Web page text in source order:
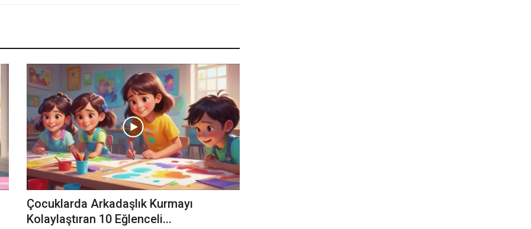
Çocuklarda Arkadaşlık Kurmayı
Kolaylaştıran 10 Eğlenceli...